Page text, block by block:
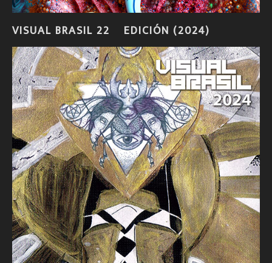
VISUAL BRASIL 22º EDICIÓN (2024)